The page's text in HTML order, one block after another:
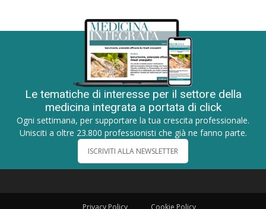
Le tematiche di interesse per il settore della
medicina integrata a portata di click
Ogni settimana, per supportare la tua crescita professionale.
Unisciti a oltre 23.800 professionisti che già ne fanno parte.
ISCRIVITI ALLA NEWSLETTER
Privacy Policy Cookie Policy